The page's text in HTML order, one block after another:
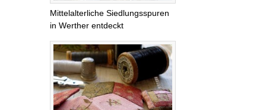
Mittelalterliche Siedlungsspuren
in Werther entdeckt